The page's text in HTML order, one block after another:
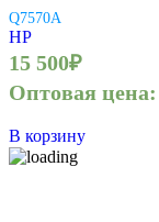
Q7570A
HP
15 500₽
Оптовая цена:
В корзину